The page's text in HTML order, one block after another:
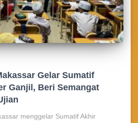
Gelar Sumatif
Ganjil, Beri Semangat
menggelar Sumatif Akhir